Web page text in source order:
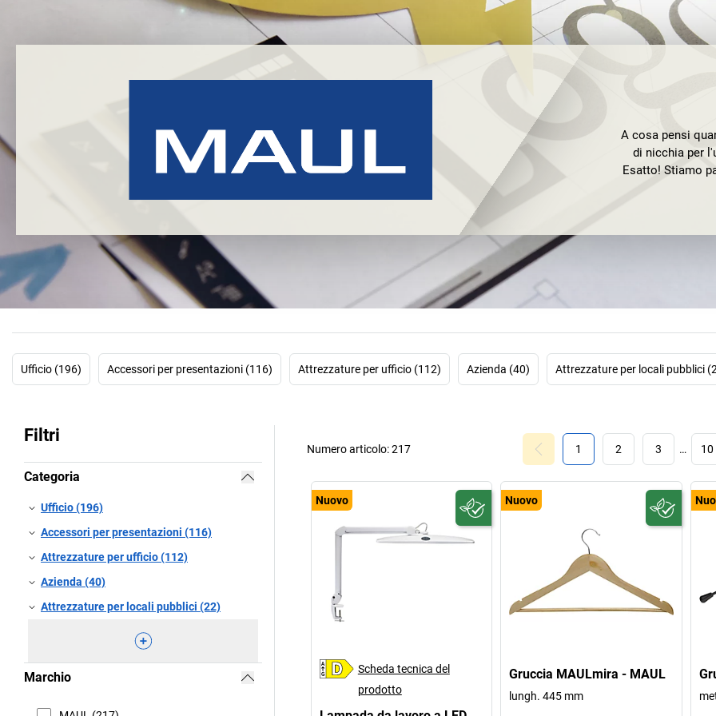
A cosa pensi
di nicchia per
Esatto! Stiamo
offrire soluzioni
estetica con
concentrati
Il motto dei
allineamento
ergonomica... Le
prodotti. A
con
solo da
Scopri da noi
da tavolo, da
Ufficio (196) Accessori per presentazioni (116) Attrezzature per ufficio (112) Azienda (40) Attrezzature per locali pubblici
Filtri
Categoria
Ufficio (196)
Accessori per presentazioni (116)
Attrezzature per ufficio (112)
Azienda (40)
Attrezzature per locali pubblici (22)
Marchio
1 2 3 … 10
Numero articolo:217
Nuovo
Scheda tecnica del
prodotto
Nuovo
Gruccia MAULmira - MAUL
lungh. 445 mm